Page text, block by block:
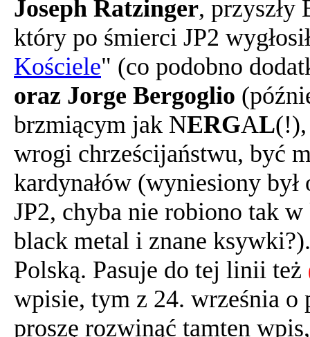
Joseph Ratzinger,
który po śmierci JP2
Kościele" (co podobno
oraz Jorge Bergoglio
brzmiącym jak NERGAL
wrogi chrześcijaństwu, być
kardynałów (wyniesiony był
JP2, chyba nie robiono tak
black metal i znane
Polską. Pasuje do tej linii też
wpisie, tym z 24. września o
proszę rozwinąć tamten